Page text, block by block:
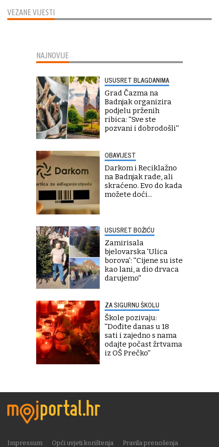
VEZANE VIJESTI
NAJNOVIJE
USUSRET BLAGDANIMA
Grad Čazma na
Badnjak organizira
podjelu prženih
ribica: ''Sve ste
pozvani i dobrodošli''
OBAVIJEST
Darkom i Reciklažno
na Badnjak rade, ali
skraćeno. Evo do kada
možete doći...
USUSRET BOŽIĆU
Zamirisala
bjelovarska 'Ulica
borova': ''Cijene su iste
kao lani, a dio drvaca
darujemo''
ZA SIGURNU ŠKOLU
Škole pozivaju:
''Dođite danas u 18
sati i zajedno s nama
odajte počast žrtvama
iz OŠ Prečko''
Impressum Opći uvjeti korištenja
Pravila prenošenja